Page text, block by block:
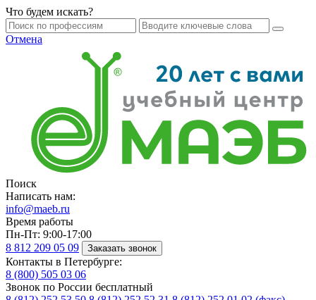
Что будем искать?
Отмена
Поиск
Написать нам:
info@maeb.ru
Время работы
Пн-Пт: 9:00-17:00
8 812 209 05 09 Заказать звонок
Контакты в Петербурге:
8 (800) 505 03 06
Звонок по России бесплатный